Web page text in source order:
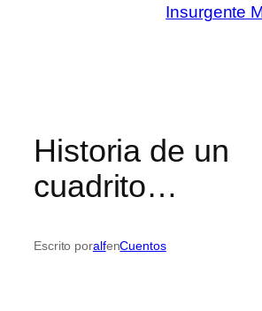
Insurgente
Historia de un
cuadrito…
Escrito poralfenCuentos